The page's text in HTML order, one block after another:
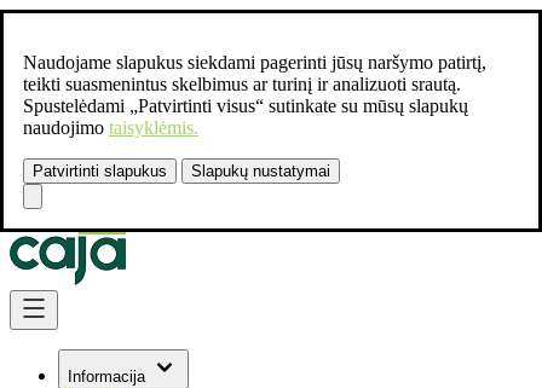
Naudojame slapukus siekdami pagerinti jūsų naršymo patirtį,
teikti suasmenintus skelbimus ar turinį ir analizuoti srautą.
Spustelėdami „Patvirtinti visus“ sutinkate su mūsų slapukų
naudojimo taisyklėmis.
Patvirtinti slapukus Slapukų nustatymai
Susisiekite:
Skip to Content
Informacija